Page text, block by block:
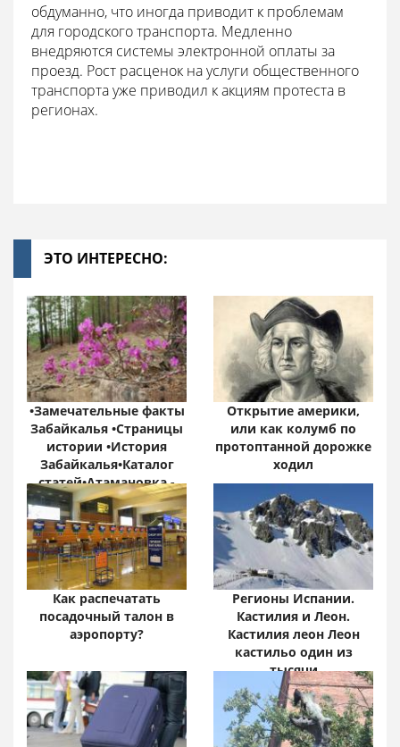
обдуманно, что иногда приводит к проблемам
для городского транспорта. Медленно
внедряются системы электронной оплаты за
проезд. Рост расценок на услуги общественного
транспорта уже приводил к акциям протеста в
регионах.
ЭТО ИНТЕРЕСНО:
•Замечательные факты
Забайкалья •Страницы
истории •История
Забайкалья•Каталог
статей•Атамановка -
Онлайн•
Забайкальский край:
цифры и факты
Открытие америки,
или как колумб по
протоптанной дорожке
ходил
Как распечатать
посадочный талон в
аэропорту?
Регионы Испании.
Кастилия и Леон.
Кастилия леон Леон
кастильо один из
тысячи